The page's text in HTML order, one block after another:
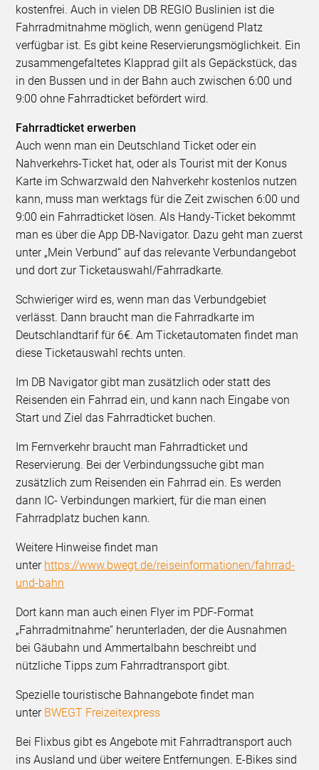
kostenfrei. Auch in vielen DB REGIO Buslinien ist die
Fahrradmitnahme möglich, wenn genügend Platz
verfügbar ist. Es gibt keine Reservierungsmöglichkeit. Ein
zusammengefaltetes Klapprad gilt als Gepäckstück, das
in den Bussen und in der Bahn auch zwischen 6:00 und
9:00 ohne Fahrradticket befördert wird.
Fahrradticket erwerben
Auch wenn man ein Deutschland Ticket oder ein
Nahverkehrs-Ticket hat, oder als Tourist mit der Konus
Karte im Schwarzwald den Nahverkehr kostenlos nutzen
kann, muss man werktags für die Zeit zwischen 6:00 und
9:00 ein Fahrradticket lösen. Als Handy-Ticket bekommt
man es über die App DB-Navigator. Dazu geht man zuerst
unter „Mein Verbund“ auf das relevante Verbundangebot
und dort zur Ticketauswahl/Fahrradkarte.
Schwieriger wird es, wenn man das Verbundgebiet
verlässt. Dann braucht man die Fahrradkarte im
Deutschlandtarif für 6€. Am Ticketautomaten findet man
diese Ticketauswahl rechts unten.
Im DB Navigator gibt man zusätzlich oder statt des
Reisenden ein Fahrrad ein, und kann nach Eingabe von
Start und Ziel das Fahrradticket buchen.
Im Fernverkehr braucht man Fahrradticket und
Reservierung. Bei der Verbindungssuche gibt man
zusätzlich zum Reisenden ein Fahrrad ein. Es werden
dann IC- Verbindungen markiert, für die man einen
Fahrradplatz buchen kann.
Weitere Hinweise findet man
unter https://www.bwegt.de/reiseinformationen/fahrrad-
und-bahn
Dort kann man auch einen Flyer im PDF-Format
„Fahrradmitnahme“ herunterladen, der die Ausnahmen
bei Gäubahn und Ammertalbahn beschreibt und
nützliche Tipps zum Fahrradtransport gibt.
Spezielle touristische Bahnangebote findet man
unter BWEGT Freizeitexpress
Bei Flixbus gibt es Angebote mit Fahrradtransport auch
ins Ausland und über weitere Entfernungen. E-Bikes sind